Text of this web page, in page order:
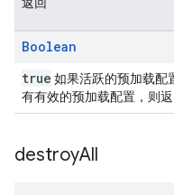
Boolean
true 如果活跃的预加载配
有有效的预加载配置，则返
destroyAll